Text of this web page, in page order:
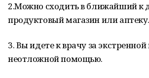
2.Можно сходить в ближайший к
продуктовый магазин или аптеку.
3. Вы идете к врачу за
неотложной помощью.